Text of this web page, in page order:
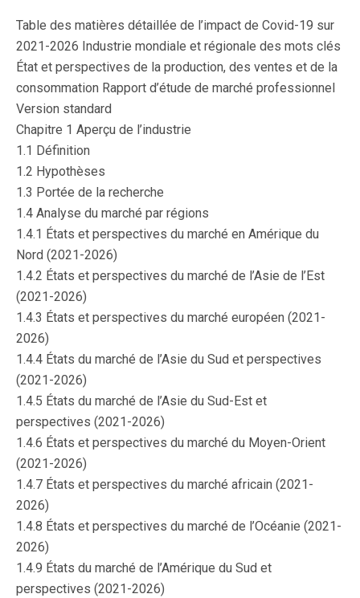
Table des matières détaillée de l’impact de Covid-19 sur
2021-2026 Industrie mondiale et régionale des mots clés
État et perspectives de la production, des ventes et de la
consommation Rapport d’étude de marché professionnel
Version standard
Chapitre 1 Aperçu de l’industrie
1.1 Définition
1.2 Hypothèses
1.3 Portée de la recherche
1.4 Analyse du marché par régions
1.4.1 États et perspectives du marché en Amérique du
Nord (2021-2026)
1.4.2 États et perspectives du marché de l’Asie de l’Est
(2021-2026)
1.4.3 États et perspectives du marché européen (2021-
2026)
1.4.4 États du marché de l’Asie du Sud et perspectives
(2021-2026)
1.4.5 États du marché de l’Asie du Sud-Est et
perspectives (2021-2026)
1.4.6 États et perspectives du marché du Moyen-Orient
(2021-2026)
1.4.7 États et perspectives du marché africain (2021-
2026)
1.4.8 États et perspectives du marché de l’Océanie (2021-
2026)
1.4.9 États du marché de l’Amérique du Sud et
perspectives (2021-2026)